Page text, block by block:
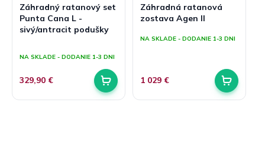
Záhradný ratanový set
Punta Cana L -
sivý/antracit podušky
hodnotenie
5,0
5
NA SKLADE - DODANIE 1-3 DNI
329,90 €
Záhradná ratanová
zostava Agen II
NA SKLADE - DODANIE 1-3 DNI
1 029 €